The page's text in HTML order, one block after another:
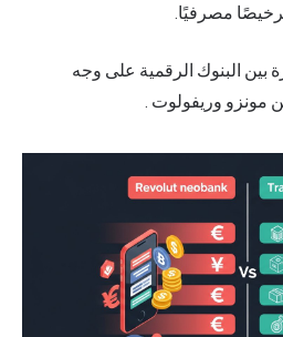
مصرفيًا.
البنوك الرقمية على وجه
مونزو وريفولوت .